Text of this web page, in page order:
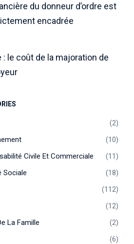
du donneur d’ordre est
encadrée
: le coût de la majoration de
2
10
Civile Et Commerciale
11
Sociale
18
112
12
La Famille
2
6